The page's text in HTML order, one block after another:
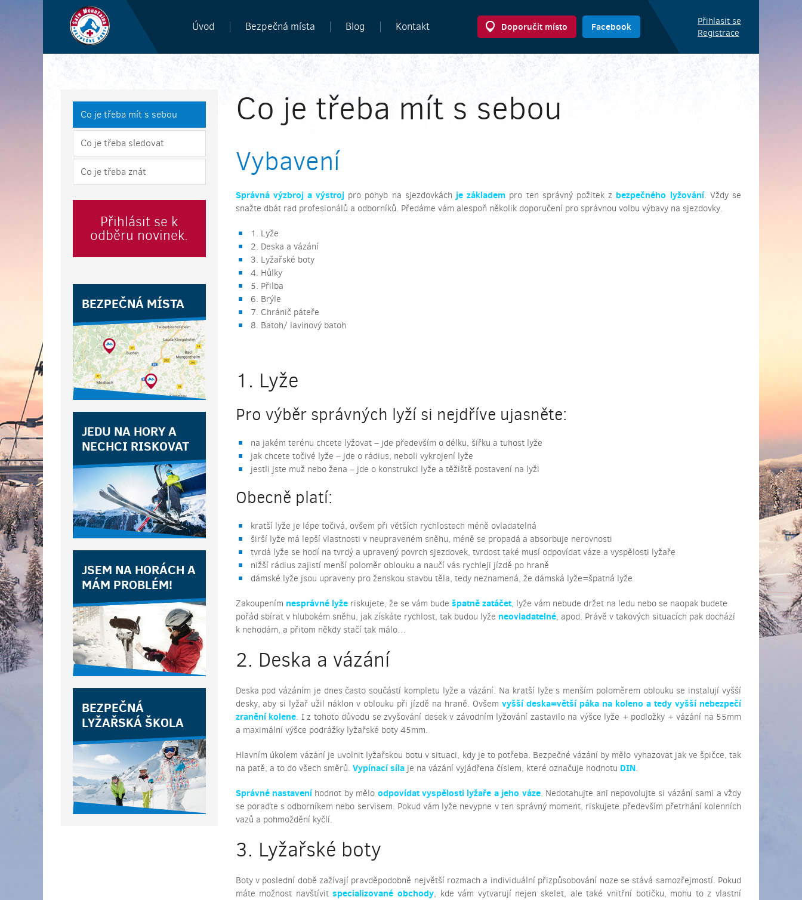
Úvod Bezpečná místa Blog Kontakt Doporučit místo Facebook
Přihlasit se
Registrace
Co je třeba mít s sebou
Vybavení
Správná výzbroj a výstroj pro pohyb na sjezdovkáchje základem pro ten správný požitek z bezpečného lyžování. Vždy se
snažte dbát rad profesionálů a odborníků. Předáme vám alespoň několik doporučení pro správnou volbu výbavy na sjezdovky.
1. Lyže
2. Deska a vázání
3. Lyžařské boty
4. Hůlky
5. Přilba
6. Brýle
7. Chránič páteře
8. Batoh/ lavinový batoh
1. Lyže
Pro výběr správných lyží si nejdříve ujasněte:
na jakém terénu chcete lyžovat – jde především o délku, šířku a tuhost lyže
jak chcete točivé lyže – jde o rádius, neboli vykrojení lyže
jestli jste muž nebo žena – jde o konstrukci lyže a těžiště postavení na lyži
Obecně platí:
kratší lyže je lépe točivá, ovšem při větších rychlostech méně ovladatelná
širší lyže má lepší vlastnosti v neupraveném sněhu, méně se propadá a absorbuje nerovnosti
tvrdá lyže se hodí na tvrdý a upravený povrch sjezdovek, tvrdost také musí odpovídat váze a vyspělosti lyžaře
nižší rádius zajistí menší poloměr oblouku a naučí vás rychleji jízdě po hraně
dámské lyže jsou upraveny pro ženskou stavbu těla, tedy neznamená, že dámská lyže=špatná lyže
Zakoupením nesprávné lyžeriskujete, že se vám bude špatně zatáčet, lyže vám nebude držet na ledu nebo se naopak budete
pořád sbírat v hlubokém sněhu, jak získáte rychlost, tak budou lyže neovladatelné, apod. Právě v takových situacích pak dochází
k nehodám, a přitom někdy stačí tak málo…
2. Deska a vázání
Deska pod vázáním je dnes často součástí kompletu lyže a vázání. Na kratší lyže s menším poloměrem oblouku se instalují vyšší
desky, aby si lyžař užil náklon v oblouku při jízdě na hraně. Ovšemvyšší deska=větší páka na koleno a tedy vyšší nebezpečí
zranění kolene. I z tohoto důvodu se zvyšování desek v závodním lyžování zastavilo na výšce lyže + podložky + vázání na 55mm
a maximální výšce podrážky lyžařské boty 45mm.
Hlavním úkolem vázání je uvolnit lyžařskou botu v situaci, kdy je to potřeba. Bezpečné vázání by mělo vyhazovat jak ve špičce, tak
na patě, a to do všech směrů. Vypínací sílaje na vázání vyjádřena číslem, které označuje hodnotu DIN.
Správné nastaveníhodnot by mělo odpovídat vyspělosti lyžaře a jeho váze. Nedotahujte ani nepovolujte si vázání sami a vždy
se poraďte s odborníkem nebo servisem. Pokud vám lyže nevypne v ten správný moment, riskujete především přetrhání kolenních
vazů a pohmoždění kyčlí.
3. Lyžařské boty
Boty v poslední době zažívají pravděpodobně největší rozmach a individuální přizpůsobování noze se stává samozřejmostí. Pokud
máte možnost navštívitspecializované obchody, kde vám vytvarují nejen skelet, ale také vnitřní botičku, mohu to z vlastní
Co je třeba mít s sebou
Co je třeba sledovat
Co je třeba znát
Přihlásit se k
odběru novinek.
BEZPEČNÁ MÍSTA
JEDU NA HORY A
NECHCI RISKOVAT
JSEM NA HORÁCH A
MÁM PROBLÉM!
BEZPEČNÁ
LYŽAŘSKÁ ŠKOLA